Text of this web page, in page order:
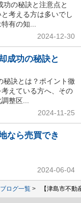
功の秘訣と注意点と
考える方は多いでし
有の知...
2024-12-30
成功の秘訣と
秘訣とは？ポイント徹
えている方へ、その
整区...
2024-11-25
なら売買でき
2024-06-04
ブログ一覧 【津島市不